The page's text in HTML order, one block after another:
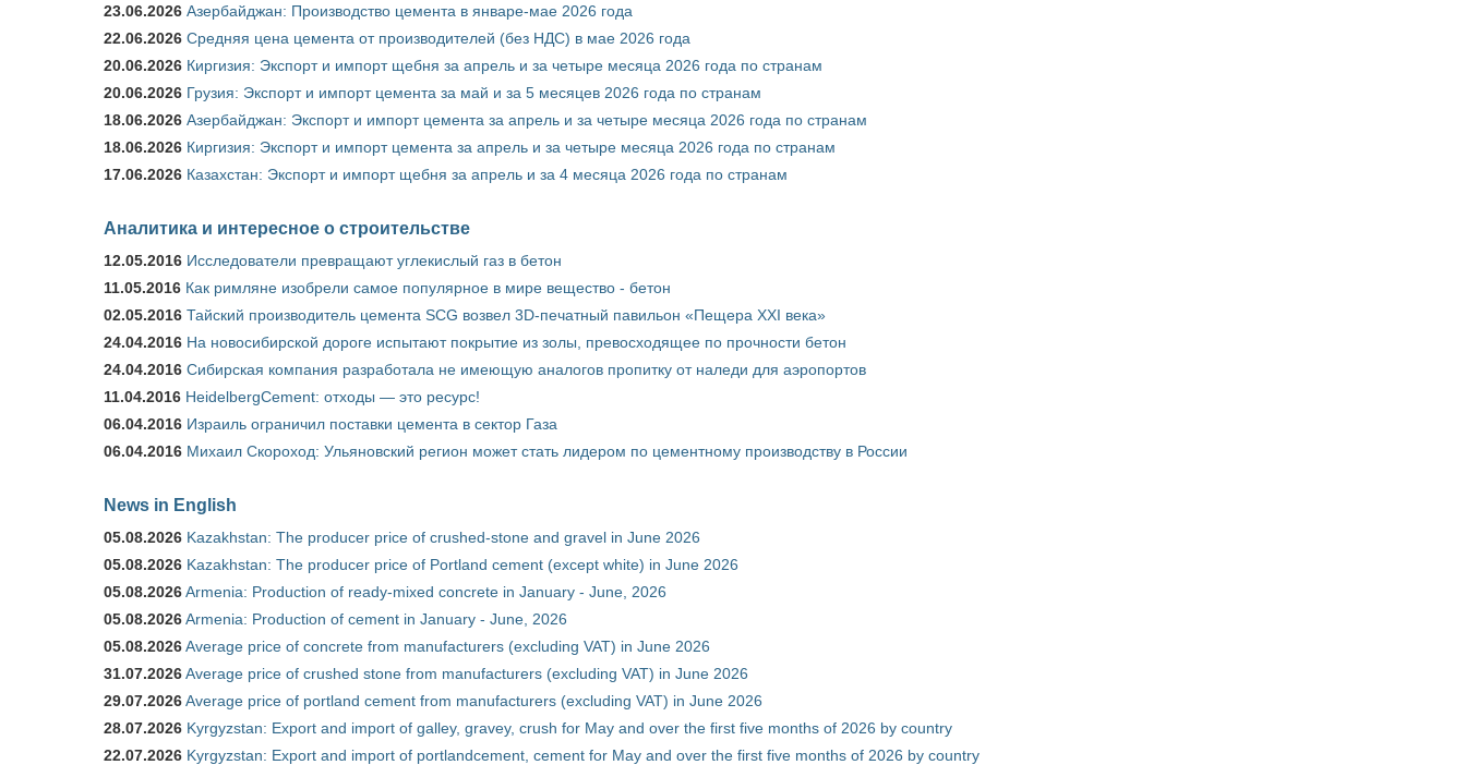
23.06.2026 Азербайджан: Производство цемента в январе-мае 2026 года
22.06.2026 Средняя цена цемента от производителей (без НДС) в мае 2026 года
20.06.2026 Киргизия: Экспорт и импорт щебня за апрель и за четыре месяца 2026 года по странам
20.06.2026 Грузия: Экспорт и импорт цемента за май и за 5 месяцев 2026 года по странам
18.06.2026 Азербайджан: Экспорт и импорт цемента за апрель и за четыре месяца 2026 года по странам
18.06.2026 Киргизия: Экспорт и импорт цемента за апрель и за четыре месяца 2026 года по странам
17.06.2026 Казахстан: Экспорт и импорт щебня за апрель и за 4 месяца 2026 года по странам
Аналитика и интересное о строительстве
12.05.2016 Исследователи превращают углекислый газ в бетон
11.05.2016 Как римляне изобрели самое популярное в мире вещество - бетон
02.05.2016 Тайский производитель цемента SCG возвел 3D-печатный павильон «Пещера XXI века»
24.04.2016 На новосибирской дороге испытают покрытие из золы, превосходящее по прочности бетон
24.04.2016 Сибирская компания разработала не имеющую аналогов пропитку от наледи для аэропортов
11.04.2016 HeidelbergCement: отходы — это ресурс!
06.04.2016 Израиль ограничил поставки цемента в сектор Газа
06.04.2016 Михаил Скороход: Ульяновский регион может стать лидером по цементному производству в России
News in English
05.08.2026 Kazakhstan: The producer price of crushed-stone and gravel in June 2026
05.08.2026 Kazakhstan: The producer price of Portland cement (except white) in June 2026
05.08.2026Armenia: Production of ready-mixed concrete in January - June, 2026
05.08.2026Armenia: Production of cement in January - June, 2026
05.08.2026Average price of concrete from manufacturers (excluding VAT) in June 2026
31.07.2026Average price of crushed stone from manufacturers (excluding VAT) in June 2026
29.07.2026Average price of portland cement from manufacturers (excluding VAT) in June 2026
28.07.2026 Kyrgyzstan: Export and import of galley, gravey, crush for May and over the first five months of 2026 by country
22.07.2026 Kyrgyzstan: Export and import of portlandcement, cement for May and over the first five months of 2026 by country